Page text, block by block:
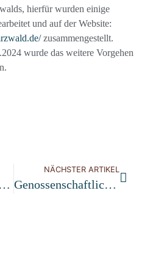
hierfür wurden einige
und auf der Website:
zusammengestellt.
wurde das weitere Vorgehen
Baukultur – Regional Und Zeitgemäß
NÄCHSTER ARTIKEL
Genossenschaftliches Wohn- Und Kulturprojekt Kirnhalden